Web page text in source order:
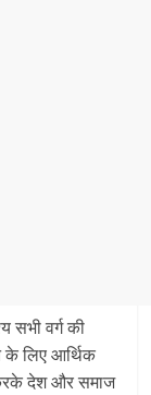
सभी वर्ग की
लिए आर्थिक
देश और समाज